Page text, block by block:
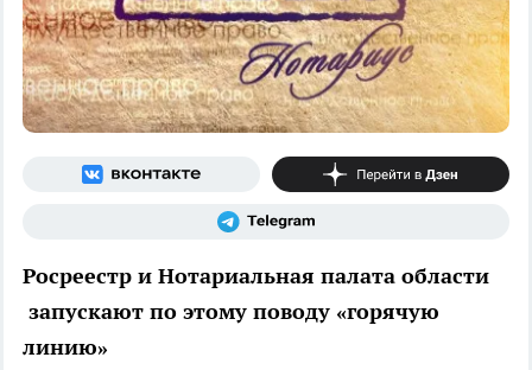
Росреестр и Нотариальная палата области
запускают по этому поводу «горячую
линию»